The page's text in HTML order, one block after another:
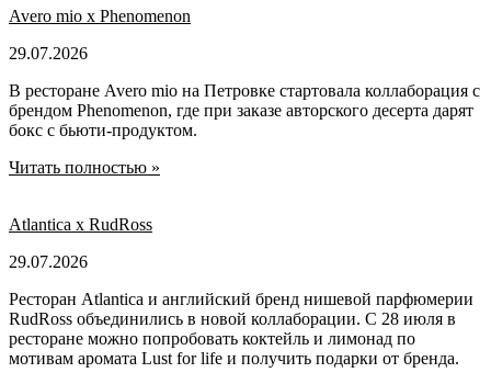
Avero mio x Phenomenon
29.07.2026
В ресторане Avero mio на Петровке стартовала коллаборация с
брендом Phenomenon, где при заказе авторского десерта дарят
бокс с бьюти-продуктом.
Читать полностью »
Atlantica х RudRoss
29.07.2026
Ресторан Atlantica и английский бренд нишевой парфюмерии
RudRoss объединились в новой коллаборации. С 28 июля в
ресторане можно попробовать коктейль и лимонад по
мотивам аромата Lust for life и получить подарки от бренда.